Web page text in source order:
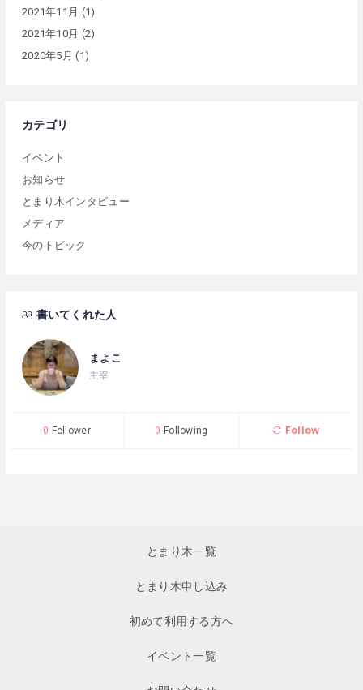
2021年11月 (1)
2021年10月 (2)
2020年5月 (1)
カテゴリ
イベント
お知らせ
とまり木インタビュー
メディア
今のトピック
書いてくれた人
まよこ
主宰
0 Follower 0 Following Follow
とまり木一覧
とまり木申し込み
初めて利用する方へ
イベント一覧